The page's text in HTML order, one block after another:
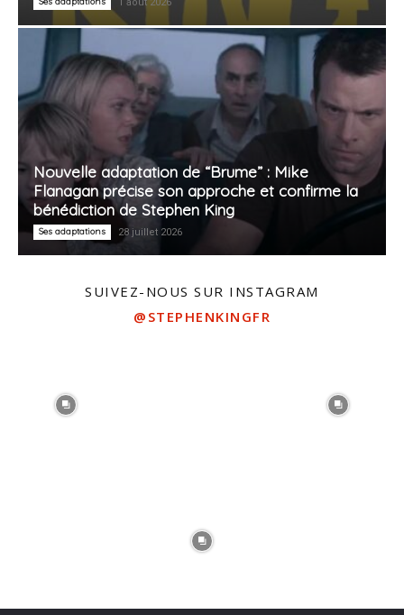
Nouvelle adaptation de “Brume” : Mike
Flanagan précise son approche et confirme la
bénédiction de Stephen King
Ses adaptations 28 juillet 2026
SUIVEZ-NOUS SUR INSTAGRAM
@STEPHENKINGFR